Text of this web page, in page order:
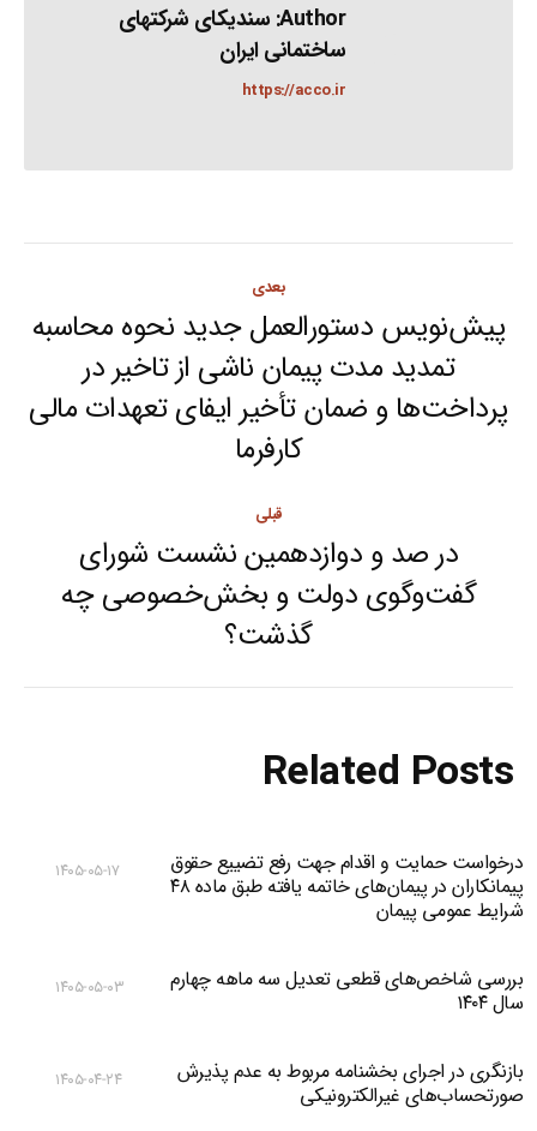
Author: سندیکای شرکتهای
ساختمانی ایران
https://acco.ir
navigation
قبلی
Previous
post:
در صد و دوازدهمین نشست شورای
گفت‌وگوی دولت و بخش‌خصوصی چه
گذشت؟
بعدی
Next
post:
پیش‌نویس دستورالعمل جدید نحوه محاسبه
تمدید مدت پیمان ناشی از تاخیر در
پرداخت‌ها و ضمان تأخیر ایفای تعهدات مالی
کارفرما
Related Posts
درخواست حمایت و اقدام جهت رفع تضییع حقوق
پیمانکاران در پیمان‌های خاتمه یافته طبق ماده ۴۸
شرایط عمومی پیمان
۱۴۰۵-۰۵-۱۷
بررسی شاخص‌های قطعی تعدیل سه ماهه چهارم
سال ۱۴۰۴
۱۴۰۵-۰۵-۰۳
بازنگری در اجرای بخشنامه مربوط به عدم پذیرش
صورتحساب‌های غیرالکترونیکی
۱۴۰۵-۰۴-۲۴